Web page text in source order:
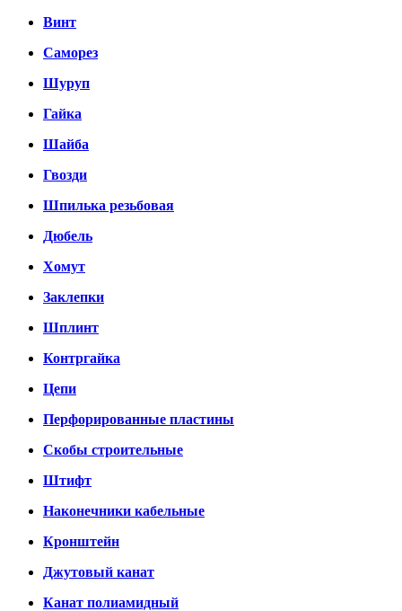
Винт
Саморез
Шуруп
Гайка
Шайба
Гвозди
Шпилька резьбовая
Дюбель
Хомут
Заклепки
Шплинт
Контргайка
Цепи
Перфорированные пластины
Скобы строительные
Штифт
Наконечники кабельные
Кронштейн
Джутовый канат
Канат полиамидный